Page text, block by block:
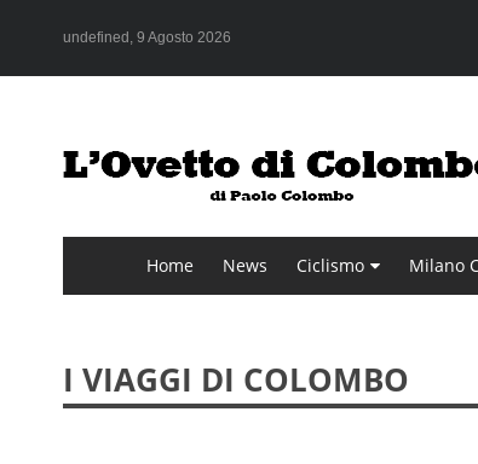
undefined, 9 Agosto 2026
Home News Ciclismo Milano
I VIAGGI DI COLOMBO